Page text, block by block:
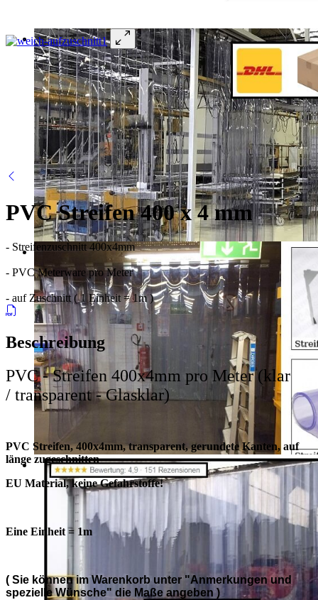
PVC Streifen 400 x 4 mm
- Streifenzuschnitt 400x4mm
- PVC Meterware pro Meter
- auf Zuschnitt ( 1 Einheit = 1m )
Beschreibung
PVC - Streifen 400x4mm pro Meter (klar
/ transparent - Glasklar)
PVC Streifen, 400x4mm, transparent, gerundete Kanten, auf
länge zugeschnitten
EU Material, keine Gefahrstoffe!
Eine Einheit = 1m
( Sie können im Warenkorb unter "Anmerkungen und
spezielle Wünsche" die Maße angeben )